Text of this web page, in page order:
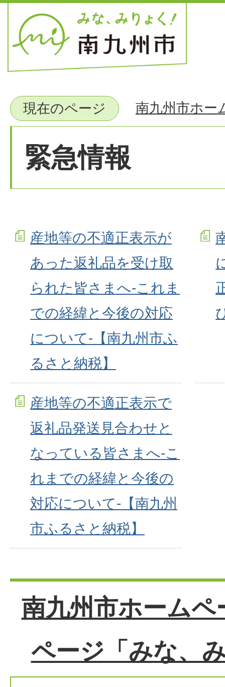
現在のページ 南九州市ホー
緊急情報
産地等の不適正表示が
あった返礼品を受け取
られた皆さまへ-これま
での経緯と今後の対応
について-【南九州市ふ
るさと納税】
産地等の不適正表示で
返礼品発送見合わせと
なっている皆さまへ-こ
れまでの経緯と今後の
対応について-【南九州
市ふるさと納税】
南九州市ホームペ
ページ「みな、